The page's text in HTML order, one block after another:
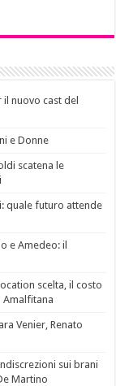
il nuovo cast del
e Donne
scatena le
quale futuro attende
e Amedeo: il
scelta, il costo
Amalfitana
Venier, Renato
sui brani
Martino